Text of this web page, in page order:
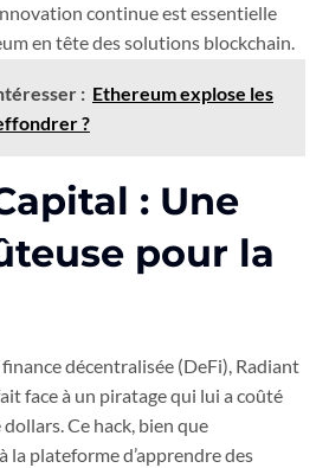
continue est essentielle
en tête des solutions blockchain.
: Ethereum explose les
?
: Une
pour la
décentralisée (DeFi), Radiant
face à un piratage qui lui a coûté
Ce hack, bien que
la plateforme d’apprendre des